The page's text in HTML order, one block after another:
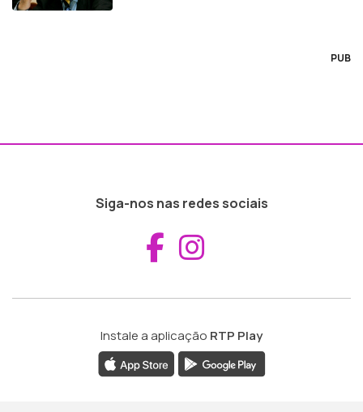
PUB
Siga-nos nas redes sociais
Aceder ao
Instale a aplicação RTP Play